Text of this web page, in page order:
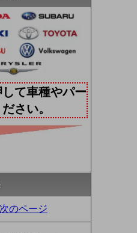
て車種やパー
さい。
次のページ